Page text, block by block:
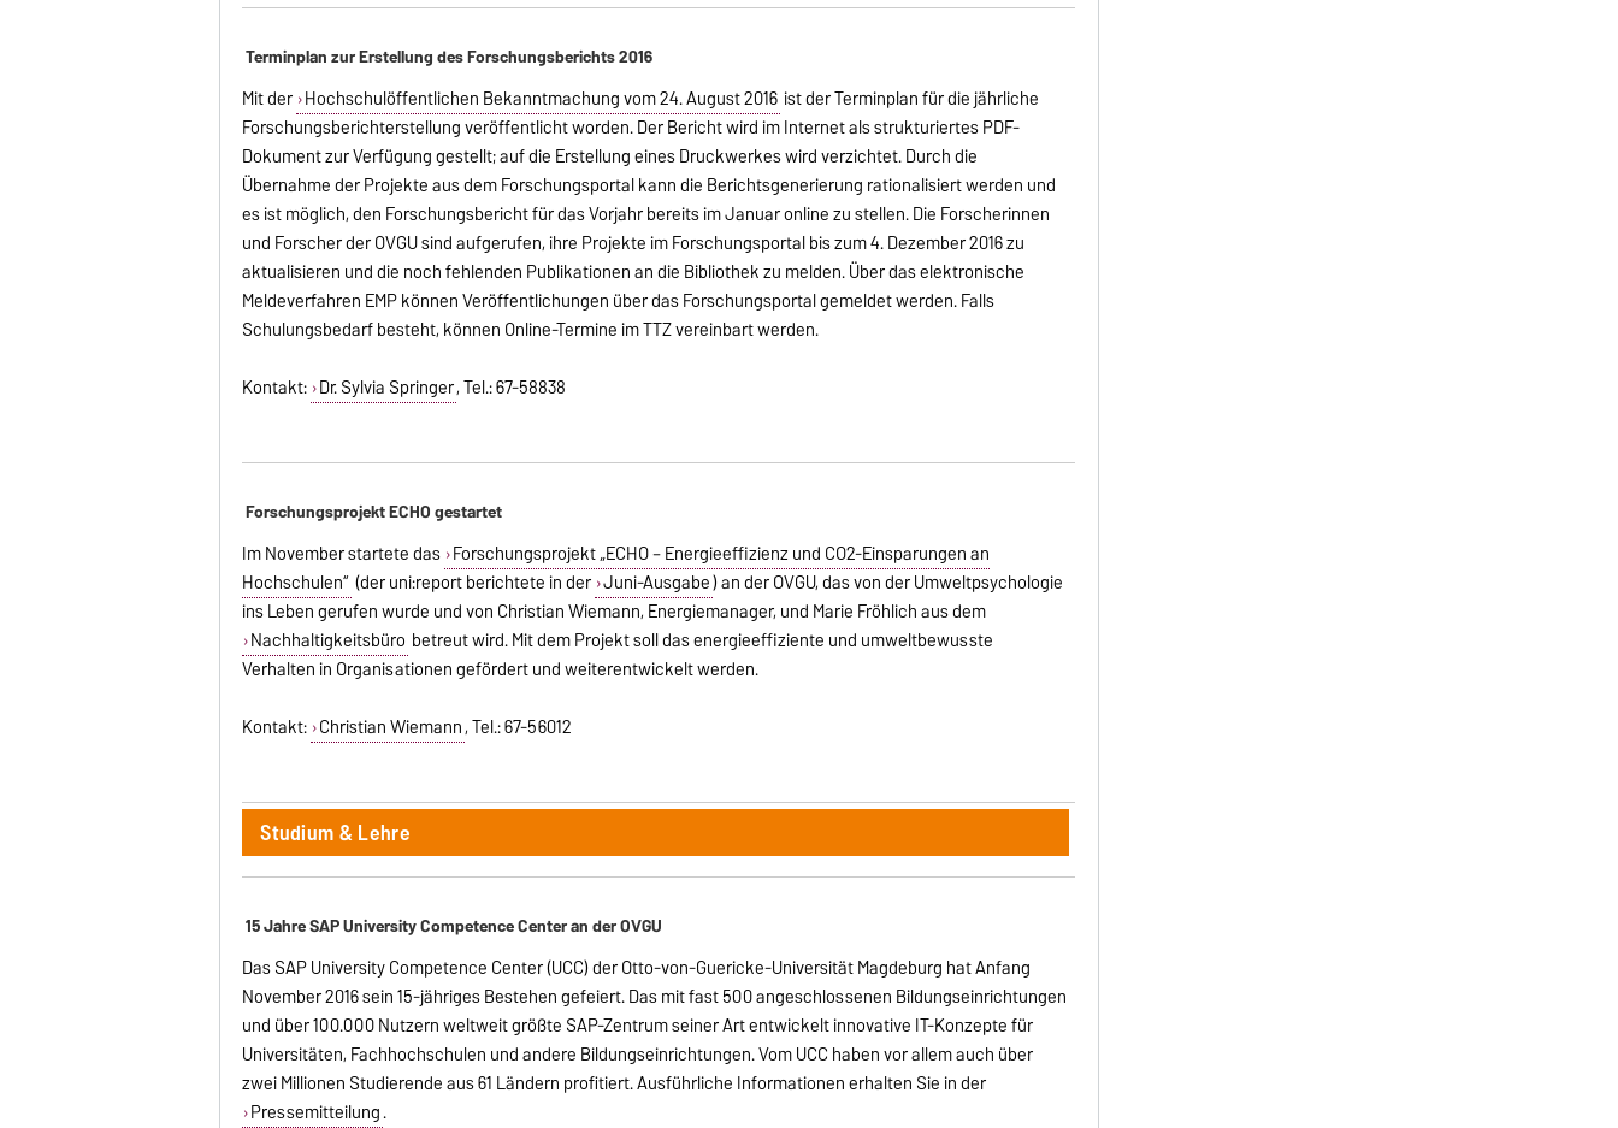
Terminplan zur Erstellung des Forschungsberichts 2016
Mit der Hochschulöffentlichen Bekanntmachung vom 24. August 2016 ist der Terminplan für die jährliche
Forschungsberichterstellung veröffentlicht worden. Der Bericht wird im Internet als strukturiertes PDF-
Dokument zur Verfügung gestellt; auf die Erstellung eines Druckwerkes wird verzichtet. Durch die
Übernahme der Projekte aus dem Forschungsportal kann die Berichtsgenerierung rationalisiert werden und
es ist möglich, den Forschungsbericht für das Vorjahr bereits im Januar online zu stellen. Die Forscherinnen
und Forscher der OVGU sind aufgerufen, ihre Projekte im Forschungsportal bis zum 4. Dezember 2016 zu
aktualisieren und die noch fehlenden Publikationen an die Bibliothek zu melden. Über das elektronische
Meldeverfahren EMP können Veröffentlichungen über das Forschungsportal gemeldet werden. Falls
Schulungsbedarf besteht, können Online-Termine im TTZ vereinbart werden.
Kontakt: Dr. Sylvia Springer, Tel.: 67-58838
Forschungsprojekt ECHO gestartet
Im November startete das Forschungsprojekt „ECHO – Energieeffizienz und CO2-Einsparungen an
Hochschulen“ (der uni:report berichtete in der Juni-Ausgabe) an der OVGU, das von der Umweltpsychologie
ins Leben gerufen wurde und von Christian Wiemann, Energiemanager, und Marie Fröhlich aus dem
Nachhaltigkeitsbüro betreut wird. Mit dem Projekt soll das energieeffiziente und umweltbewusste
Verhalten in Organisationen gefördert und weiterentwickelt werden.
Kontakt: Christian Wiemann, Tel.: 67-56012
Studium & Lehre
15 Jahre SAP University Competence Center an der OVGU
Das SAP University Competence Center (UCC) der Otto-von-Guericke-Universität Magdeburg hat Anfang
November 2016 sein 15-jähriges Bestehen gefeiert. Das mit fast 500 angeschlossenen Bildungseinrichtungen
und über 100.000 Nutzern weltweit größte SAP-Zentrum seiner Art entwickelt innovative IT-Konzepte für
Universitäten, Fachhochschulen und andere Bildungseinrichtungen. Vom UCC haben vor allem auch über
zwei Millionen Studierende aus 61 Ländern profitiert. Ausführliche Informationen erhalten Sie in der
Pressemitteilung.